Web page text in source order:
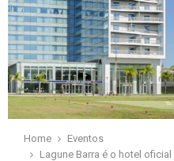
Home
Eventos
Lagune Barra é o hotel